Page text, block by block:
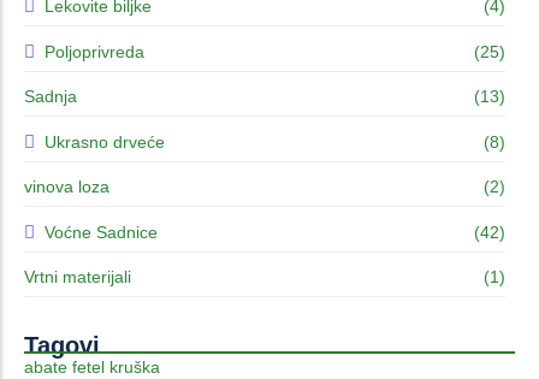
Lekovite biljke (4)
Poljoprivreda (25)
Sadnja (13)
Ukrasno drveće (8)
vinova loza (2)
Voćne Sadnice (42)
Vrtni materijali (1)
Tagovi
abate fetel kruška